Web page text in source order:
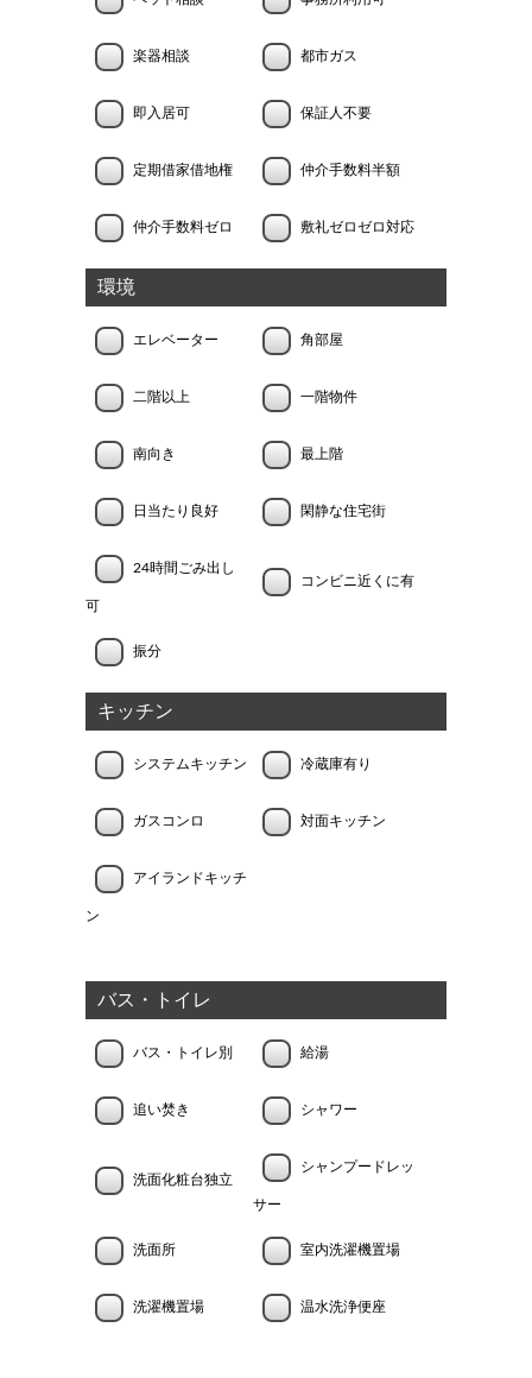
楽器相談 都市ガス
即入居可 保証人不要
定期借家借地権 仲介手数料半額
仲介手数料ゼロ 敷礼ゼロゼロ対応
環境
エレベーター 角部屋
二階以上 一階物件
南向き 最上階
日当たり良好 閑静な住宅街
24時間ごみ出し
可
コンビニ近くに有
振分
キッチン
システムキッチン 冷蔵庫有り
ガスコンロ 対面キッチン
アイランドキッチ
ン
バス・トイレ
バス・トイレ別 給湯
追い焚き シャワー
洗面化粧台独立
シャンプードレッ
サー
洗面所 室内洗濯機置場
洗濯機置場 温水洗浄便座